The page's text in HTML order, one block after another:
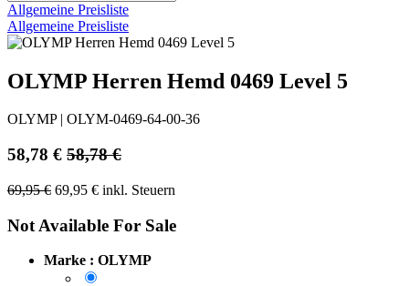
Allgemeine Preisliste
Allgemeine Preisliste
OLYMP Herren Hemd 0469 Level 5
OLYMP| OLYM-0469-64-00-36
58,78 € 58,78€
69,95€ 69,95 € inkl. Steuern
Not Available For Sale
Marke : OLYMP